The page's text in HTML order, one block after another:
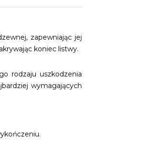
zapewniając jej
koniec listwy.
rodzaju uszkodzenia
wymagających